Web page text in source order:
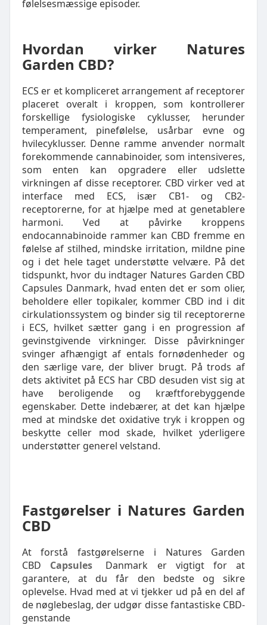
følelsesmæssige episoder.
Hvordan virker Natures
Garden CBD?
ECS er et kompliceret arrangement af receptorer
placeret overalt i kroppen, som kontrollerer
forskellige fysiologiske cyklusser, herunder
temperament, pinefølelse, usårbar evne og
hvilecyklusser. Denne ramme anvender normalt
forekommende cannabinoider, som intensiveres,
som enten kan opgradere eller udslette
virkningen af disse receptorer. CBD virker ved at
interface med ECS, især CB1- og CB2-
receptorerne, for at hjælpe med at genetablere
harmoni. Ved at påvirke kroppens
endocannabinoide rammer kan CBD fremme en
følelse af stilhed, mindske irritation, mildne pine
og i det hele taget understøtte velvære. På det
tidspunkt, hvor du indtager Natures Garden CBD
Capsules Danmark, hvad enten det er som olier,
beholdere eller topikaler, kommer CBD ind i dit
cirkulationssystem og binder sig til receptorerne
i ECS, hvilket sætter gang i en progression af
gevinstgivende virkninger. Disse påvirkninger
svinger afhængigt af entals fornødenheder og
den særlige vare, der bliver brugt. På trods af
dets aktivitet på ECS har CBD desuden vist sig at
have beroligende og kræftforebyggende
egenskaber. Dette indebærer, at det kan hjælpe
med at mindske det oxidative tryk i kroppen og
beskytte celler mod skade, hvilket yderligere
understøtter generel velstand.
Fastgørelser i Natures Garden
CBD
At forstå fastgørelserne i Natures Garden
CBD Capsules
Danmark er vigtigt for at
garantere, at du får den bedste og sikre
oplevelse. Hvad med at vi tjekker ud på en del af
de nøglebeslag, der udgør disse fantastiske CBD-
genstande